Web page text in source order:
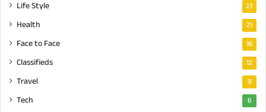
Life Style 27
Health 21
Face to Face 16
Classifieds 12
Travel 9
Tech 6